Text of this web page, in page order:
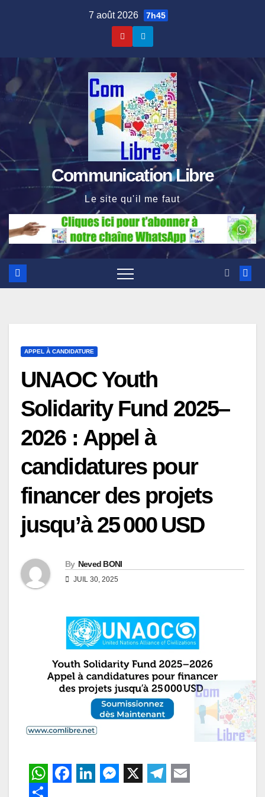
7 août 2026 7h45
Communication Libre
Le site qu'il me faut
APPEL À CANDIDATURE
UNAOC Youth
Solidarity Fund 2025–
2026 : Appel à
candidatures pour
financer des projets
jusqu’à 25 000 USD
By Neved BONI
JUIL 30, 2025
W